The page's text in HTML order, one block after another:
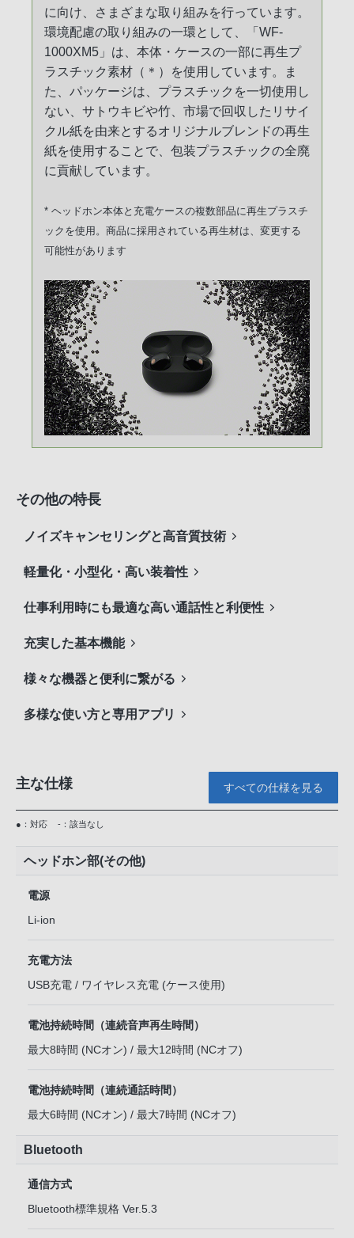
に向け、さまざまな取り組みを行っています。
環境配慮の取り組みの一環として、「WF-
1000XM5」は、本体・ケースの一部に再生プ
ラスチック素材（＊）を使用しています。ま
た、パッケージは、プラスチックを一切使用し
ない、サトウキビや竹、市場で回収したリサイ
クル紙を由来とするオリジナルブレンドの再生
紙を使用することで、包装プラスチックの全廃
に貢献しています。
* ヘッドホン本体と充電ケースの複数部品に再生プラスチ
ックを使用。商品に採用されている再生材は、変更する
可能性があります
その他の特長
ノイズキャンセリングと高音質技術
軽量化・小型化・高い装着性
仕事利用時にも最適な高い通話性と利便性
充実した基本機能
様々な機器と便利に繋がる
多様な使い方と専用アプリ
主な仕様 すべての仕様を見る
●：対応 -：該当なし
ヘッドホン部(その他)
電源
Li-ion
充電方法
USB充電 / ワイヤレス充電 (ケース使用)
電池持続時間（連続音声再生時間）
最大8時間 (NCオン) / 最大12時間 (NCオフ)
電池持続時間（連続通話時間）
最大6時間 (NCオン) / 最大7時間 (NCオフ)
Bluetooth
通信方式
Bluetooth標準規格 Ver.5.3